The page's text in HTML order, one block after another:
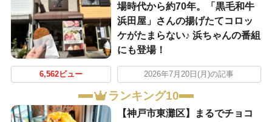
場時代から約70年。「黒毛和牛
浜田屋」さんの揚げたてコロッ
ケがたまらない♪ 浜ちゃんの番組
にも登場！
6,562ビュー 2026年7月20日(月)の記事
ランキング10
【神戸市東灘区】まるでチョコ